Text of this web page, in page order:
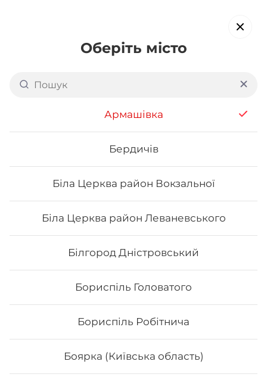
Оберіть місто
Армашівка
Бердичів
Біла Церква район Вокзальної
Біла Церква район Леваневського
Білгород Дністровський
Бориспіль Головатого
Бориспіль Робітнича
Боярка (Київська область)
Доставка суші в
обирайте страви, які вам подобаються про все інше ми
подбаємо
Акція тижня Сети Роли від шефа
Авторські роли